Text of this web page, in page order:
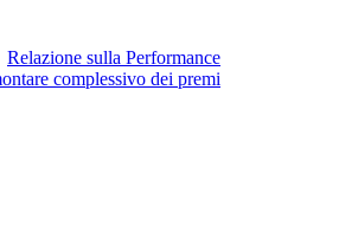
Relazione sulla Performance
complessivo dei premi